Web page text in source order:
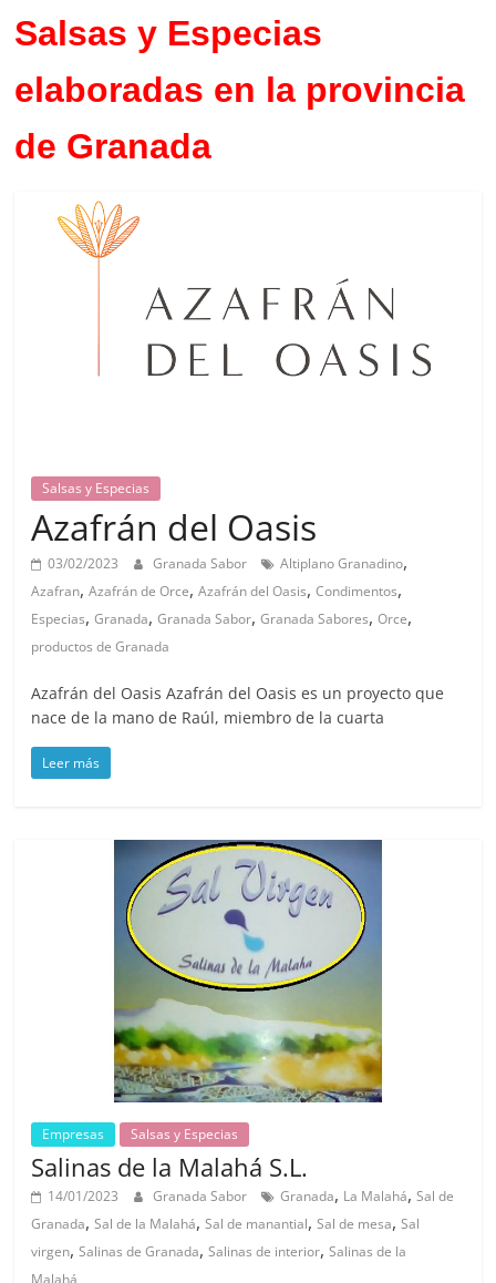
Salsas y Especias
elaboradas en la provincia
de Granada
Salsas y Especias
Azafrán del Oasis
03/02/2023 Granada Sabor Altiplano Granadino,
Azafran,Azafrán de Orce,Azafrán del Oasis,Condimentos,
Especias,Granada,Granada Sabor,Granada Sabores,Orce,
productos de Granada
Azafrán del Oasis Azafrán del Oasis es un proyecto que
nace de la mano de Raúl, miembro de la cuarta
Leer más
Empresas Salsas y Especias
Salinas de la Malahá S.L.
14/01/2023 Granada Sabor Granada, La Malahá,Sal de
Granada,Sal de la Malahá,Sal de manantial,Sal de mesa,Sal
virgen,Salinas de Granada,Salinas de interior,Salinas de la
Malahá